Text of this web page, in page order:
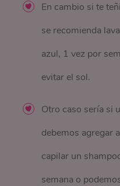
En cambio si te
se recomienda
azul, 1 vez por
evitar el sol.
Otro caso sería si
debemos agregar
capilar un
semana o